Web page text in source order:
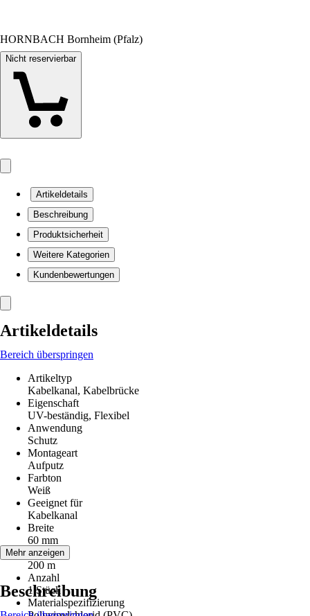
HORNBACH Bornheim (Pfalz)
Nicht reservierbar
Artikeldetails
Beschreibung
Produktsicherheit
Weitere Kategorien
Kundenbewertungen
Artikeldetails
Bereich überspringen
Artikeltyp
Kabelkanal, Kabelbrücke
Eigenschaft
UV-beständig, Flexibel
Anwendung
Schutz
Montageart
Aufputz
Farbton
Weiß
Geeignet für
Kabelkanal
Breite
60 mm
Länge
200 m
Anzahl
1 Stück
Materialspezifizierung
Mehr anzeigen
Beschreibung